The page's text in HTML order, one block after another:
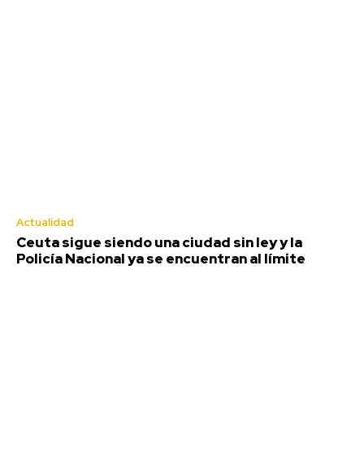
Actualidad
Ceuta sigue siendo una ciudad sin ley y la
Policía Nacional ya se encuentran al límite